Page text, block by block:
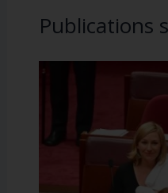
Publications